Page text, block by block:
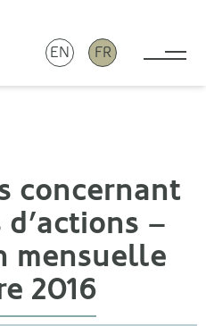
EN FR
concernant
–
mensuelle
2016